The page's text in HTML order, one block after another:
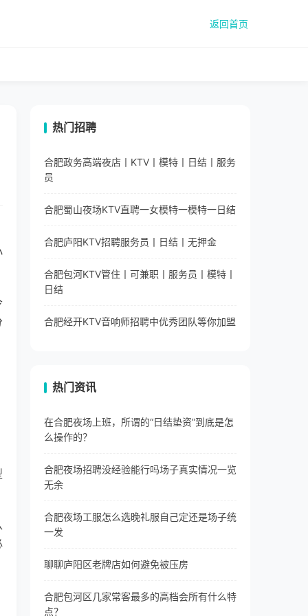
返回首页
热门招聘
合肥政务高端夜店丨KTV丨模特丨日结丨服务
员
合肥蜀山夜场KTV直聘一女模特一模特一日结
合肥庐阳KTV招聘服务员丨日结丨无押金
合肥包河KTV管住丨可兼职丨服务员丨模特丨
日结
合肥经开KTV音响师招聘中优秀团队等你加盟
热门资讯
在合肥夜场上班，所谓的“日结垫资”到底是怎
么操作的？
合肥夜场招聘没经验能行吗场子真实情况一览
无余
合肥夜场工服怎么选晚礼服自己定还是场子统
一发
聊聊庐阳区老牌店如何避免被压房
合肥包河区几家常客最多的高档会所有什么特
点？